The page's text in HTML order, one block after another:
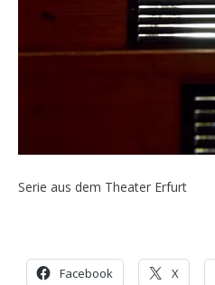
Serie aus dem Theater Erfurt
Facebook X